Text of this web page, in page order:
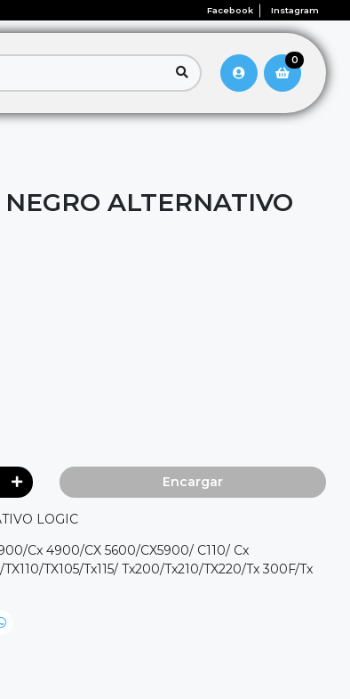
Facebook Instagram
0
ALTERNATIVO
Encargar
LOGIC
Cx 4900/CX 5600/CX5900/ C110/ Cx
TX105/Tx115/ Tx200/Tx210/TX220/Tx 300F/Tx